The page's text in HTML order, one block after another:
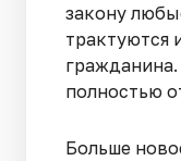
закону
трактуются
полностью
Больше